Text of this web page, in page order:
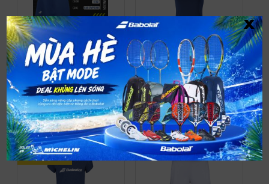
Play Skirt Women
1,199,000₫
Play Tank Top
629,000₫
GIẢM GIÁ!
x